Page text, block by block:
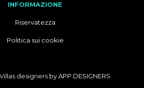
INFORMAZIONE
Riservatezza
Politica sui cookie
designers byAPP DESIGNERS